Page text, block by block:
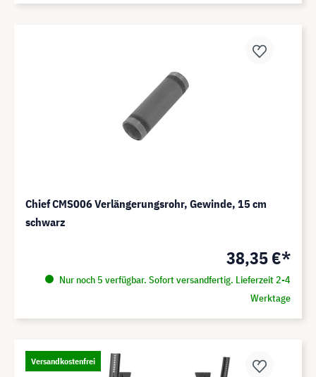
Chief CMS006 Verlängerungsrohr, Gewinde, 15 cm
schwarz
38,35 €*
Nur noch 5 verfügbar. Sofort versandfertig. Lieferzeit 2-4
Werktage
Versandkostenfrei